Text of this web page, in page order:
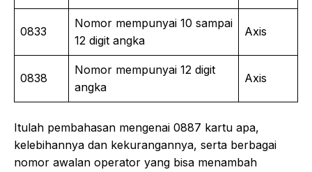
0833
Nomor mempunyai 10 sampai
12 digit angka
Axis
0838
Nomor mempunyai 12 digit
angka
Axis
Itulah pembahasan mengenai 0887 kartu apa,
kelebihannya dan kekurangannya, serta berbagai
nomor awalan operator yang bisa menambah